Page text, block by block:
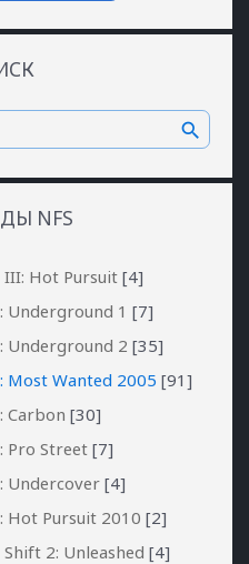
NFS
Hot Pursuit [4]
Underground 1 [7]
Underground 2 [35]
Most Wanted 2005 [91]
Carbon [30]
Pro Street [7]
Undercover[4]
Hot Pursuit 2010 [2]
2: Unleashed [4]